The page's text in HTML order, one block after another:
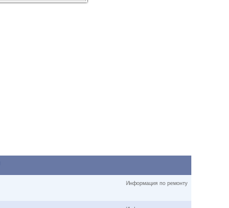
Информация по ремонту